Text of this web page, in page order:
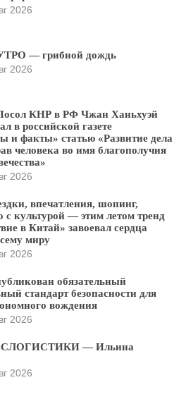
2026
— грибной дождь
2026
КНР в РФ Чжан Ханьхуэй
в российской газете
и факты» статью «Развитие дела
человека во имя благополучия
2026
впечатления, шопинг,
с культурой — этим летом тренд
в Китай» завоевал сердца
миру
2026
обязательный
стандарт безопасности для
вождения
2026
— Ильина
2026